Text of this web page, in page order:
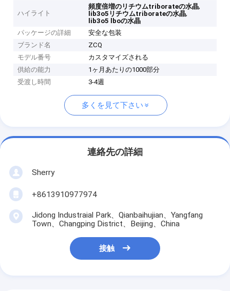
ハイライト
頻度倍増のリチウムtriborateの水晶,
lib3o5リチウムtriborateの水晶,
lib3o5 lboの水晶
パッケージの詳細
安全な包装
ブランド名
ZCQ
モデル番号
カスタマイズされる
供給の能力
1ヶ月あたりの1000部分
受渡し時間
3-4週
多くを見て下さい
連絡先の詳細
Sherry
+8613910977974
Jidong Industraial Park、Qianbaihujian、Yangfang
Town、Changping District、Beijing、China
接触